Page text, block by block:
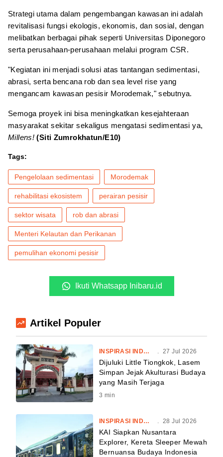
Strategi utama dalam pengembangan kawasan ini adalah
revitalisasi fungsi ekologis, ekonomis, dan sosial, dengan
melibatkan berbagai pihak seperti Universitas Diponegoro
serta perusahaan-perusahaan melalui program CSR.
"Kegiatan ini menjadi solusi atas tantangan sedimentasi,
abrasi, serta bencana rob dan sea level rise yang
mengancam kawasan pesisir Morodemak," sebutnya.
Semoga proyek ini bisa meningkatkan kesejahteraan
masyarakat sekitar sekaligus mengatasi sedimentasi ya,
Millens! (Siti Zumrokhatun/E10)
Tags:
Pengelolaan sedimentasi Morodemak
rehabilitasi ekosistem perairan pesisir
sektor wisata rob dan abrasi
Menteri Kelautan dan Perikanan
pemulihan ekonomi pesisir
Ikuti Whatsapp Inibaru.id
Artikel Populer
INSPIRASI INDONESIA . 27 Jul 2026
Dijuluki Little Tiongkok, Lasem
Simpan Jejak Akulturasi Budaya
yang Masih Terjaga
3 min
INSPIRASI INDONESIA . 28 Jul 2026
KAI Siapkan Nusantara
Explorer, Kereta Sleeper Mewah
Bernuansa Budaya Indonesia